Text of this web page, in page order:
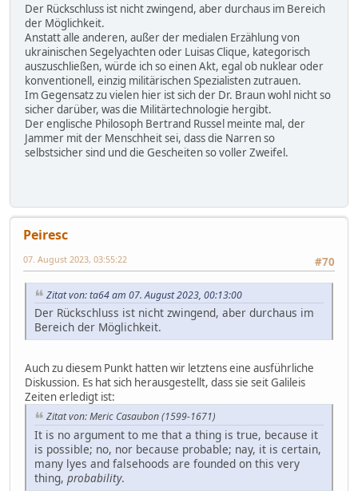
Der Rückschluss ist nicht zwingend, aber durchaus im Bereich
der Möglichkeit.
Anstatt alle anderen, außer der medialen Erzählung von
ukrainischen Segelyachten oder Luisas Clique, kategorisch
auszuschließen, würde ich so einen Akt, egal ob nuklear oder
konventionell, einzig militärischen Spezialisten zutrauen.
Im Gegensatz zu vielen hier ist sich der Dr. Braun wohl nicht so
sicher darüber, was die Militärtechnologie hergibt.
Der englische Philosoph Bertrand Russel meinte mal, der
Jammer mit der Menschheit sei, dass die Narren so
selbstsicher sind und die Gescheiten so voller Zweifel.
Peiresc
#70
07. August 2023, 03:55:22
Zitat von: ta64 am 07. August 2023, 00:13:00
Der Rückschluss ist nicht zwingend, aber durchaus im
Bereich der Möglichkeit.
Auch zu diesem Punkt hatten wir letztens eine ausführliche
Diskussion. Es hat sich herausgestellt, dass sie seit Galileis
Zeiten erledigt ist:
Zitat von: Meric Casaubon (1599-1671)
It is no argument to me that a thing is true, because it
is possible; no, nor because probable; nay, it is certain,
many lyes and falsehoods are founded on this very
thing, probability.